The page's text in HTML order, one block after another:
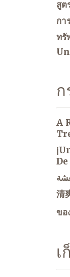
สูต
กา
ทรั
ก
A
清
ขอ
เ